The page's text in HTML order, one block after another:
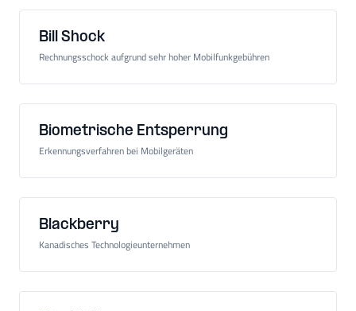
Bill Shock
Rechnungsschock aufgrund sehr hoher Mobilfunkgebühren
Biometrische Entsperrung
Erkennungsverfahren bei Mobilgeräten
Blackberry
Kanadisches Technologieunternehmen